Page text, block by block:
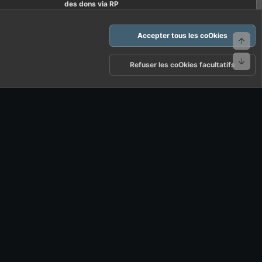
des dons via RP
Politique de confidentialité Aide
R
S
Accepter tous les coOkies
Refuser les coOkies facultatifs